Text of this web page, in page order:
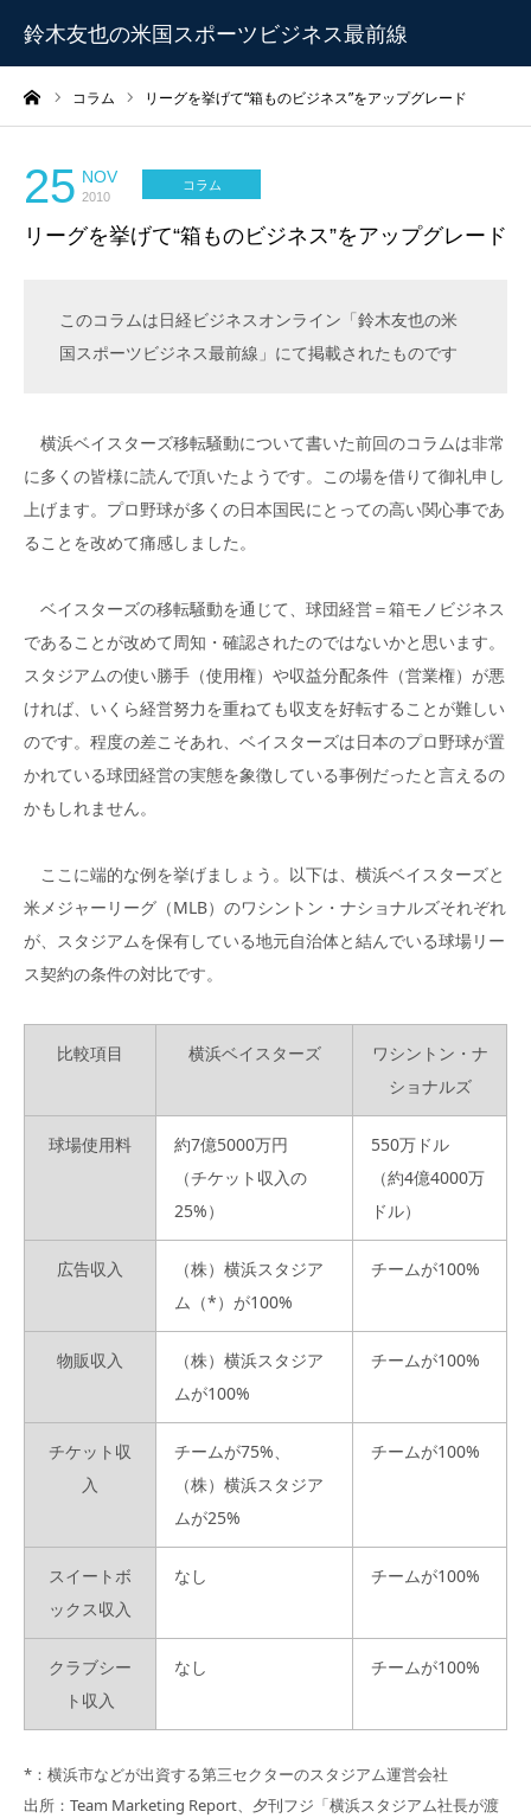
鈴木友也の米国スポーツビジネス最前線
コラム リーグを挙げて“箱ものビジネス”をアップグレード
25 NOV
2010
コラム
リーグを挙げて“箱ものビジネス”をアップグレード
このコラムは日経ビジネスオンライン「鈴木友也の米
国スポーツビジネス最前線」にて掲載されたものです
横浜ベイスターズ移転騒動について書いた前回のコラムは非常
に多くの皆様に読んで頂いたようです。この場を借りて御礼申し
上げます。プロ野球が多くの日本国民にとっての高い関心事であ
ることを改めて痛感しました。
ベイスターズの移転騒動を通じて、球団経営＝箱モノビジネス
であることが改めて周知・確認されたのではないかと思います。
スタジアムの使い勝手（使用権）や収益分配条件（営業権）が悪
ければ、いくら経営努力を重ねても収支を好転することが難しい
のです。程度の差こそあれ、ベイスターズは日本のプロ野球が置
かれている球団経営の実態を象徴している事例だったと言えるの
かもしれません。
ここに端的な例を挙げましょう。以下は、横浜ベイスターズと
米メジャーリーグ（MLB）のワシントン・ナショナルズそれぞれ
が、スタジアムを保有している地元自治体と結んでいる球場リー
ス契約の条件の対比です。
比較項目 横浜ベイスターズ
ワシントン・ナ
ショナルズ
球場使用料
約7億5000万円
（チケット収入の
25%）
550万ドル
（約4億4000万
ドル）
広告収入
（株）横浜スタジア
ム（*）が100%
チームが100%
物販収入
（株）横浜スタジア
ムが100%
チームが100%
チケット収
入
チームが75%、
（株）横浜スタジア
ムが25%
チームが100%
スイートボ
ックス収入
なし チームが100%
クラブシー
ト収入
なし チームが100%
*：横浜市などが出資する第三セクターのスタジアム運営会社
出所：Team Marketing Report、夕刊フジ「横浜スタジアム社長が渡